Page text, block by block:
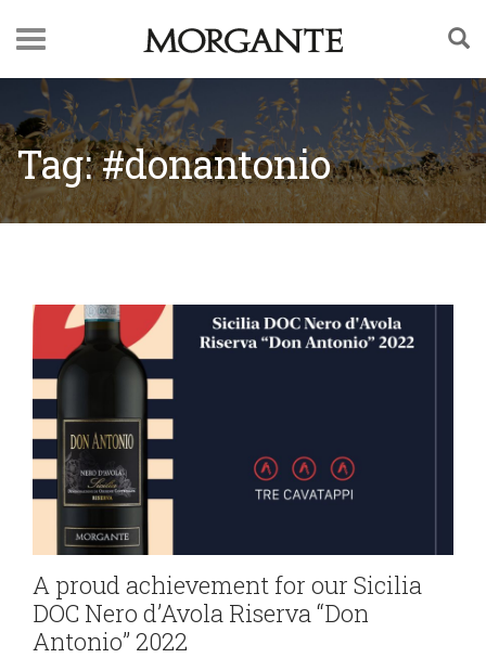
Tag: #donantonio
A proud achievement for our Sicilia
DOC Nero d’Avola Riserva “Don
Antonio” 2022